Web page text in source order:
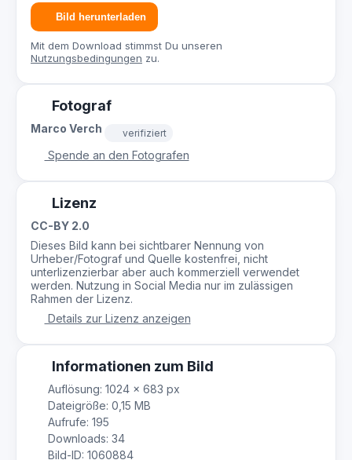
Bild herunterladen
Mit dem Download stimmst Du unseren
Nutzungsbedingungen zu.
Fotograf
Marco Verch verifiziert
Spende an den Fotografen
Lizenz
CC-BY 2.0
Dieses Bild kann bei sichtbarer Nennung von
Urheber/Fotograf und Quelle kostenfrei, nicht
unterlizenzierbar aber auch kommerziell verwendet
werden. Nutzung in Social Media nur im zulässigen
Rahmen der Lizenz.
Details zur Lizenz anzeigen
Informationen zum Bild
Auflösung: 1024 × 683 px
Dateigröße: 0,15 MB
Aufrufe: 195
Downloads: 34
Bild-ID: 1060884